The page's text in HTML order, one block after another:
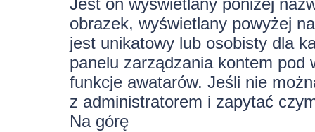
obrazek, wyświetlany powyżej
jest unikatowy lub osobisty dla
panelu zarządzania kontem pod
funkcje awatarów. Jeśli nie
z administratorem i zapytać
Na górę